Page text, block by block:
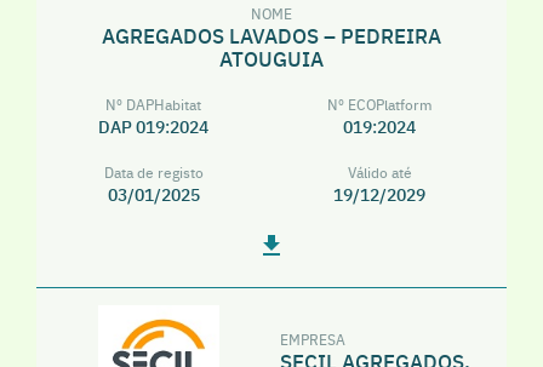
NOME
AGREGADOS LAVADOS – PEDREIRA
ATOUGUIA
Nº DAPHabitat
DAP 019:2024
Nº ECOPlatform
019:2024
Data de registo
03/01/2025
Válido até
19/12/2029
EMPRESA
SECIL AGREGADOS,